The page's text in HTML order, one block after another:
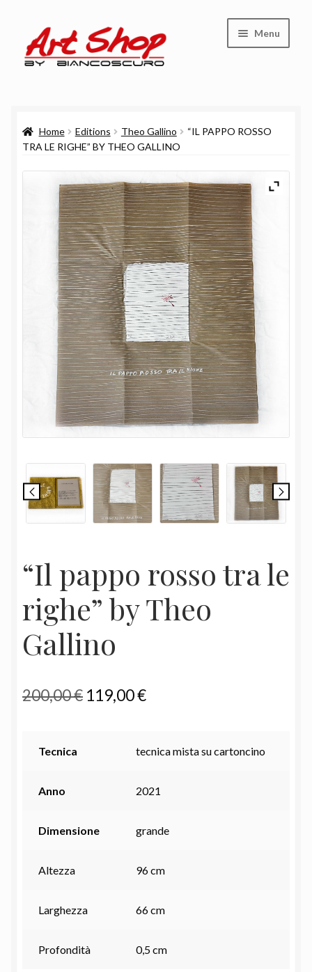
alla
navigazione
al
contenuto
Menu
Carrello
Cassa
Chi siamo
Home Editions Theo Gallino
“IL PAPPO ROSSO
TRA LE RIGHE” BY THEO GALLINO
“Il pappo rosso tra le
righe” by Theo
Gallino
200,00€ Il
originale
200,00 €.
119,00€Il
attuale
119,00 €.
Tecnica tecnica mista su cartoncino
Anno 2021
Dimensione grande
Altezza 96 cm
Larghezza 66 cm
Profondità 0,5 cm